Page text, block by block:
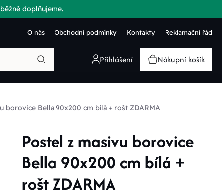
doplňujeme.
O nás Obchodní podmínky Kontakty Reklamační řád
Přihlášení Nákupní košík
borovice Bella 90x200 cm bílá + rošt ZDARMA
Postel z masivu borovice
Bella 90x200 cm bílá +
rošt ZDARMA